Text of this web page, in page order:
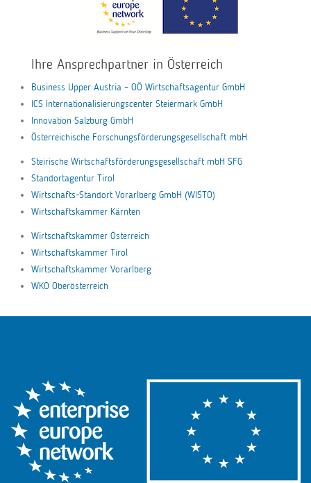
Ihre Ansprechpartner in Österreich
Business Upper Austria – OÖ Wirtschaftsagentur GmbH
ICS Internationalisierungscenter Steiermark GmbH
Innovation Salzburg GmbH
Österreichische Forschungsförderungsgesellschaft mbH
Steirische Wirtschaftsförderungsgesellschaft mbH SFG
Standortagentur Tirol
Wirtschafts-Standort Vorarlberg GmbH (WISTO)
Wirtschaftskammer Kärnten
Wirtschaftskammer Österreich
Wirtschaftskammer Tirol
Wirtschaftskammer Vorarlberg
WKO Oberösterreich